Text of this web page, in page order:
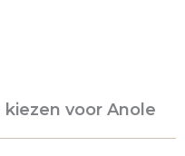
voor Anole